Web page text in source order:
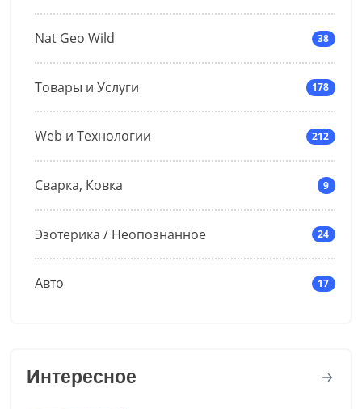
Nat Geo Wild 38
Товары и Услуги 178
Web и Технологии 212
Сварка, Ковка 9
Эзотерика / Неопознанное 24
Авто 17
Интересное